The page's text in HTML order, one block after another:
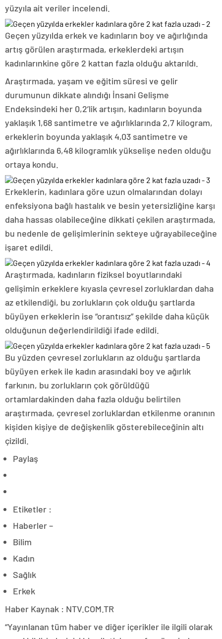
yüzyıla ait veriler incelendi.
Geçen yüzyılda erkek ve kadınların boy ve ağırlığında
artış görülen araştırmada, erkeklerdeki artışın
kadınlarınkine göre 2 kattan fazla olduğu aktarıldı.
Araştırmada, yaşam ve eğitim süresi ve gelir
durumunun dikkate alındığı İnsani Gelişme
Endeksindeki her 0,2’lik artışın, kadınların boyunda
yaklaşık 1,68 santimetre ve ağırlıklarında 2,7 kilogram,
erkeklerin boyunda yaklaşık 4,03 santimetre ve
ağırlıklarında 6,48 kilogramlık yükselişe neden olduğu
ortaya kondu.
Erkeklerin, kadınlara göre uzun olmalarından dolayı
enfeksiyona bağlı hastalık ve besin yetersizliğine karşı
daha hassas olabileceğine dikkati çekilen araştırmada,
bu nedenle de gelişimlerinin sekteye uğrayabileceğine
işaret edildi.
Araştırmada, kadınların fiziksel boyutlarındaki
gelişimin erkeklere kıyasla çevresel zorluklardan daha
az etkilendiği, bu zorlukların çok olduğu şartlarda
büyüyen erkeklerin ise “orantısız” şekilde daha küçük
olduğunun değerlendirildiği ifade edildi.
Bu yüzden çevresel zorlukların az olduğu şartlarda
büyüyen erkek ile kadın arasındaki boy ve ağırlık
farkının, bu zorlukların çok görüldüğü
ortamlardakinden daha fazla olduğu belirtilen
araştırmada, çevresel zorluklardan etkilenme oranının
kişiden kişiye de değişkenlik gösterebileceğinin altı
çizildi.
Paylaş
Etiketler :
Haberler –
Bilim
Kadın
Sağlık
Erkek
Haber Kaynak : NTV.COM.TR
“Yayınlanan tüm haber ve diğer içerikler ile ilgili olarak